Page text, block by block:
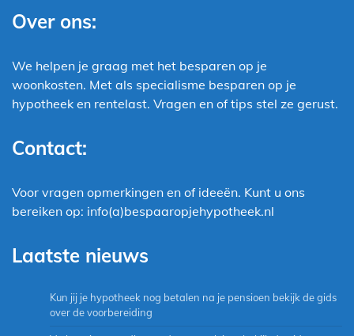
Over ons:
We helpen je graag met het besparen op je
woonkosten. Met als specialisme besparen op je
hypotheek en rentelast. Vragen en of tips stel ze gerust.
Contact:
Voor vragen opmerkingen en of ideeën. Kunt u ons
bereiken op: info(a)bespaaropjehypotheek.nl
Laatste nieuws
Kun jij je hypotheek nog betalen na je pensioen bekijk de gids
over de voorbereiding